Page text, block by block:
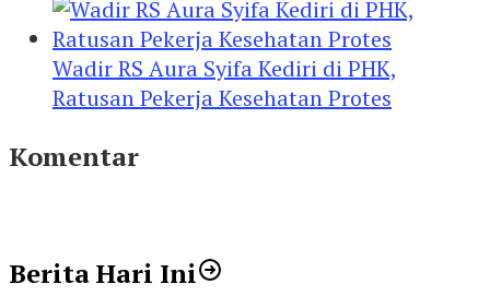
Wadir RS Aura Syifa Kediri di PHK,
Ratusan Pekerja Kesehatan Protes
Komentar
Berita Hari Ini